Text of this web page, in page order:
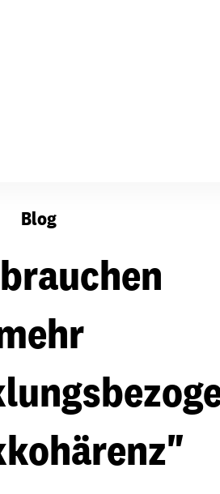
Blog